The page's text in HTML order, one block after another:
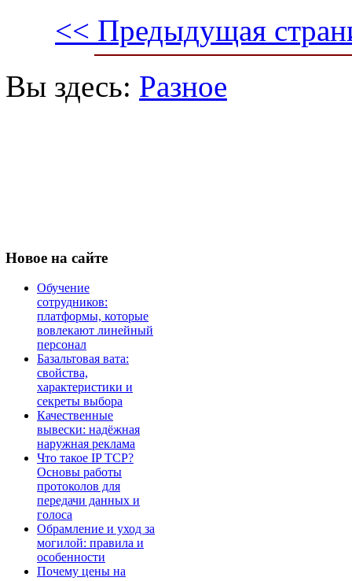
<< Предыдущая
Вы здесь: Разное
Новое на сайте
Обучение
сотрудников:
платформы, которые
вовлекают линейный
персонал
Базальтовая вата:
свойства,
характеристики и
секреты выбора
Качественные
вывески: надёжная
наружная реклама
Что такое IP TCP?
Основы работы
протоколов для
передачи данных и
голоса
Обрамление и уход за
могилой: правила и
особенности
Почему цены на